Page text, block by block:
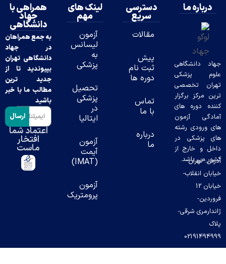
درباره ما
دانشگاهی
پزشکی
تخصصی
مرکز برگزار
دوره های
آزمون
ورودی رشته
پزشکی در
و خارج از
می باشد.
تهران-
انقلاب-
خیابان 12
شرقی-
دسترسی
سریع
مقالات
پیش
ثبت نام
دوره ها
تماس
با ما
درباره
لینک های
مهم
آزمون
لیسانس
پزشکی
تحصیل
پزشکی
ایتالیا
آزمون
آیمت
آزمون
پرومتریک
همراهی با
جهاد
دانشگاهی
به جمع همراهان
در جهاد
دانشگاهی تهران
بپیوندید تا از
جدید ترین
مطالب ما با خبر
باشید
ارسال
اعتماد شما
افتخار
ماست